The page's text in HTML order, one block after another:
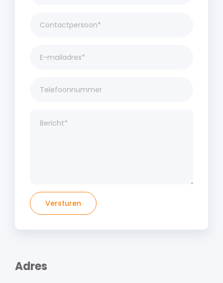
Versturen
Adres